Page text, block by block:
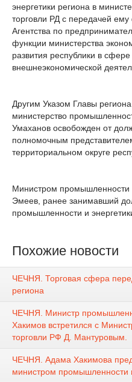
энергетики региона в
торговли РД с передачей
Агентства по
функции министерства
развития республики в
внешнеэкономической
Другим Указом Главы
министерство
Умаханов освобожден от
полномочным
территориальном округе
Министром промышленности
Эмеев, ранее занимавший
промышленности и
Похожие новости
ЧЕЧНЯ. Торговая сфера
региона
ЧЕЧНЯ. Министр
Хакимов встретился с
торговли РФ Д. Мантуровым.
ЧЕЧНЯ. Адама Хакимова
министром промышленности